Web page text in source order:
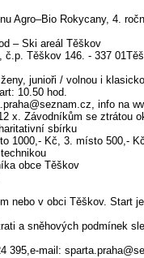
Agro–Bio Rokycany, 4.
– Ski areál Těškov
Těškov 146. - 337
junioři / volnou i
10.50 hod.
info na
x. Závodníkům se ztrátou
sbírku
1000,- Kč, 3. místo 500,-
obce Těškov
nebo v obci Těškov. Start
a sněhových podmínek
395,e-mail: